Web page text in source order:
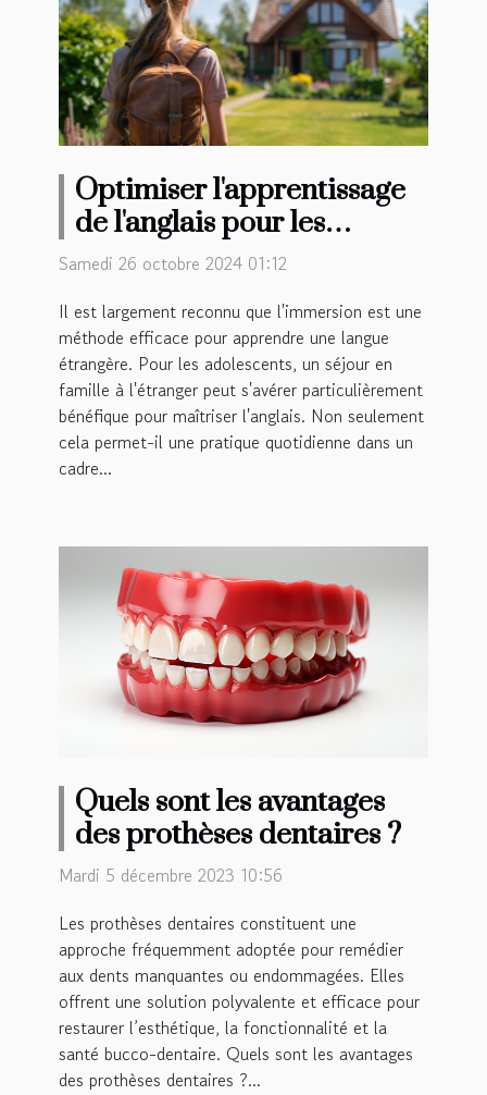
Optimiser l'apprentissage
de l'anglais pour les
adolescents avec un séjour
Samedi 26 octobre 2024 01:12
Il est largement reconnu que l'immersion est une
méthode efficace pour apprendre une langue
étrangère. Pour les adolescents, un séjour en
famille à l'étranger peut s'avérer particulièrement
bénéfique pour maîtriser l'anglais. Non seulement
cela permet-il une pratique quotidienne dans un
cadre...
Quels sont les avantages
des prothèses dentaires ?
Mardi 5 décembre 2023 10:56
Les prothèses dentaires constituent une
approche fréquemment adoptée pour remédier
aux dents manquantes ou endommagées. Elles
offrent une solution polyvalente et efficace pour
restaurer l’esthétique, la fonctionnalité et la
santé bucco-dentaire. Quels sont les avantages
des prothèses dentaires ?...